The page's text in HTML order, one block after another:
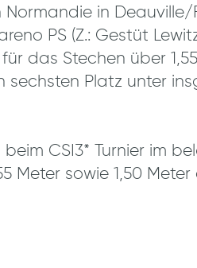
Normandie in Deauville/
PS (Z.: Gestüt
das Stechen über
sechsten Platz unter
CSI3* Turnier im
Meter sowie 1,50